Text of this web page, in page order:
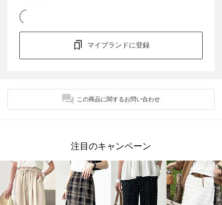
マイブランドに登録
この商品に関するお問い合わせ
注目のキャンペーン